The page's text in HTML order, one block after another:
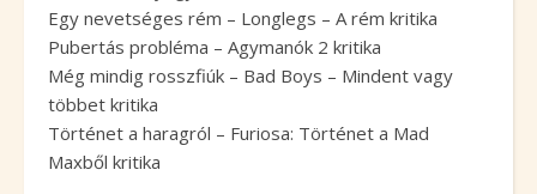
Egy nevetséges rém – Longlegs – A rém kritika
Pubertás probléma – Agymanók 2 kritika
Még mindig rosszfiúk – Bad Boys – Mindent vagy
többet kritika
Történet a haragról – Furiosa: Történet a Mad
Maxből kritika